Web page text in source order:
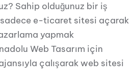
Sahip olduğunuz bir iş
e-ticaret sitesi açarak
yapmak
Web Tasarım için
çalışarak web sitesi